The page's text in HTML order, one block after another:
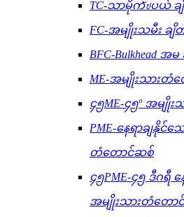
TC-သာမိုကัปပယ်
FC-အမျိုးသမီး
BFC-Bulkhead
ME-အမျိုးသားတံ
၄၅ME-၄၅º အမျို
PME-နေရာချနိုင်
တံတောင်ဆစ်
၄၅PME-၄၅ ဒီဂရီ
အမျိုးသားတံတော